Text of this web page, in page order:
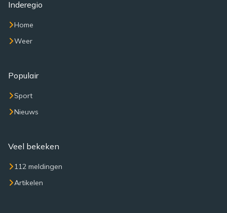
Inderegio
Home
Weer
Populair
Sport
Nieuws
Veel bekeken
112 meldingen
Artikelen